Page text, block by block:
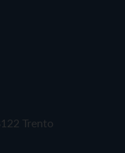
Trento